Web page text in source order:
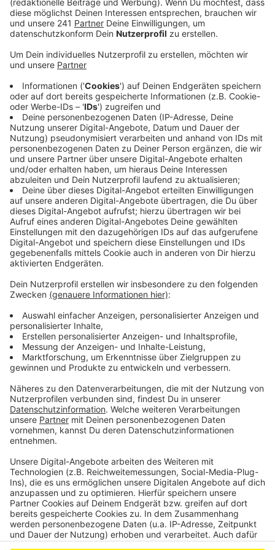
Anzeige
erstellen.
Veröffentlicht:Montag, 07.09.2020 10:36
Anzeige
Wie realistisch ist ein neues Verkehrsangebot in Form
von Wasserbussen? Dieser Frage geht aktuell ein von
der Stadtverwaltung beauftragtes Team aus vier
Büros nach.
Von Leverkusen über Köln nach Wesseling sowie bis
nach Düsseldorf und Duisburg –
diese Fährwege wünschen sich die Rhein-Städte in der
Region. Als Vorbild gelten dabei die
Wasserbussysteme in Rotterdam und Antwerpen. Die
beauftragten Planungsbüros haben teilweise enge
Kontakte zu den Vorbild-Städten.
Laut Stadt liegen die aktuellen Planungen voll im
Zeitplan trotz der Corona-Pandemie. Das
Wasserbussystem soll die angespannte
Verkehrssituation rund um Leverkusen und Köln
entlasten. Pläne dazu gibt es schon seit 2015. Ende
letzten Jahres hat sich das NRW-Verkehrsministerium
für das Thema stark gemacht.
Anzeige
Anzeige